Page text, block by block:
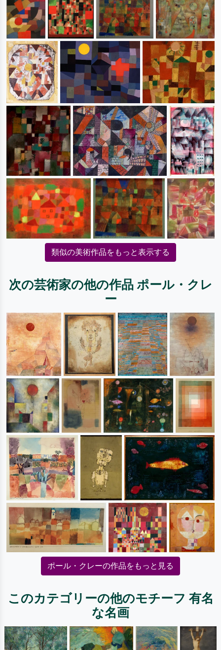
類似の美術作品をもっと表示する
次の芸術家の他の作品 ポール・クレ
ー
ポール・クレーの作品をもっと見る
このカテゴリーの他のモチーフ 有名
な名画